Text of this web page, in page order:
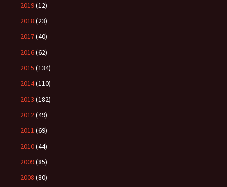
2019(12)
2018 (23)
2017(40)
2016(62)
2015 (134)
2014(110)
2013 (182)
2012(49)
2011 (69)
2010(44)
2009(85)
2008 (80)